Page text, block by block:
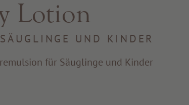
Lotion
UND KINDER
für Säuglinge und Kinder